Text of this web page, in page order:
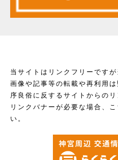
当サイトはリンクフリーです
画像や記事等の転載や再利用
序良俗に反するサイトからの
リンクバナーが必要な場合、
い。